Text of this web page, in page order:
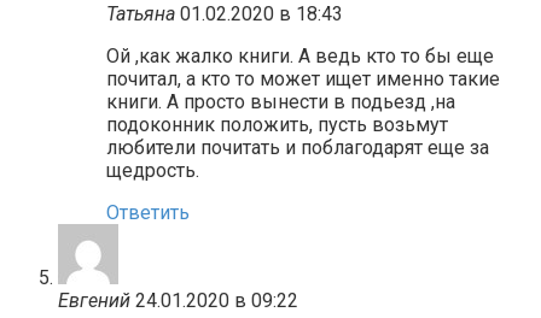
Татьяна 01.02.2020 в 18:43
Ой ,как жалко книги. А ведь кто то бы еще
почитал, а кто то может ищет именно такие
книги. А просто вынести в подьезд ,на
подоконник положить, пусть возьмут
любители почитать и поблагодарят еще за
щедрость.
Ответить
Евгений 24.01.2020 в 09:22